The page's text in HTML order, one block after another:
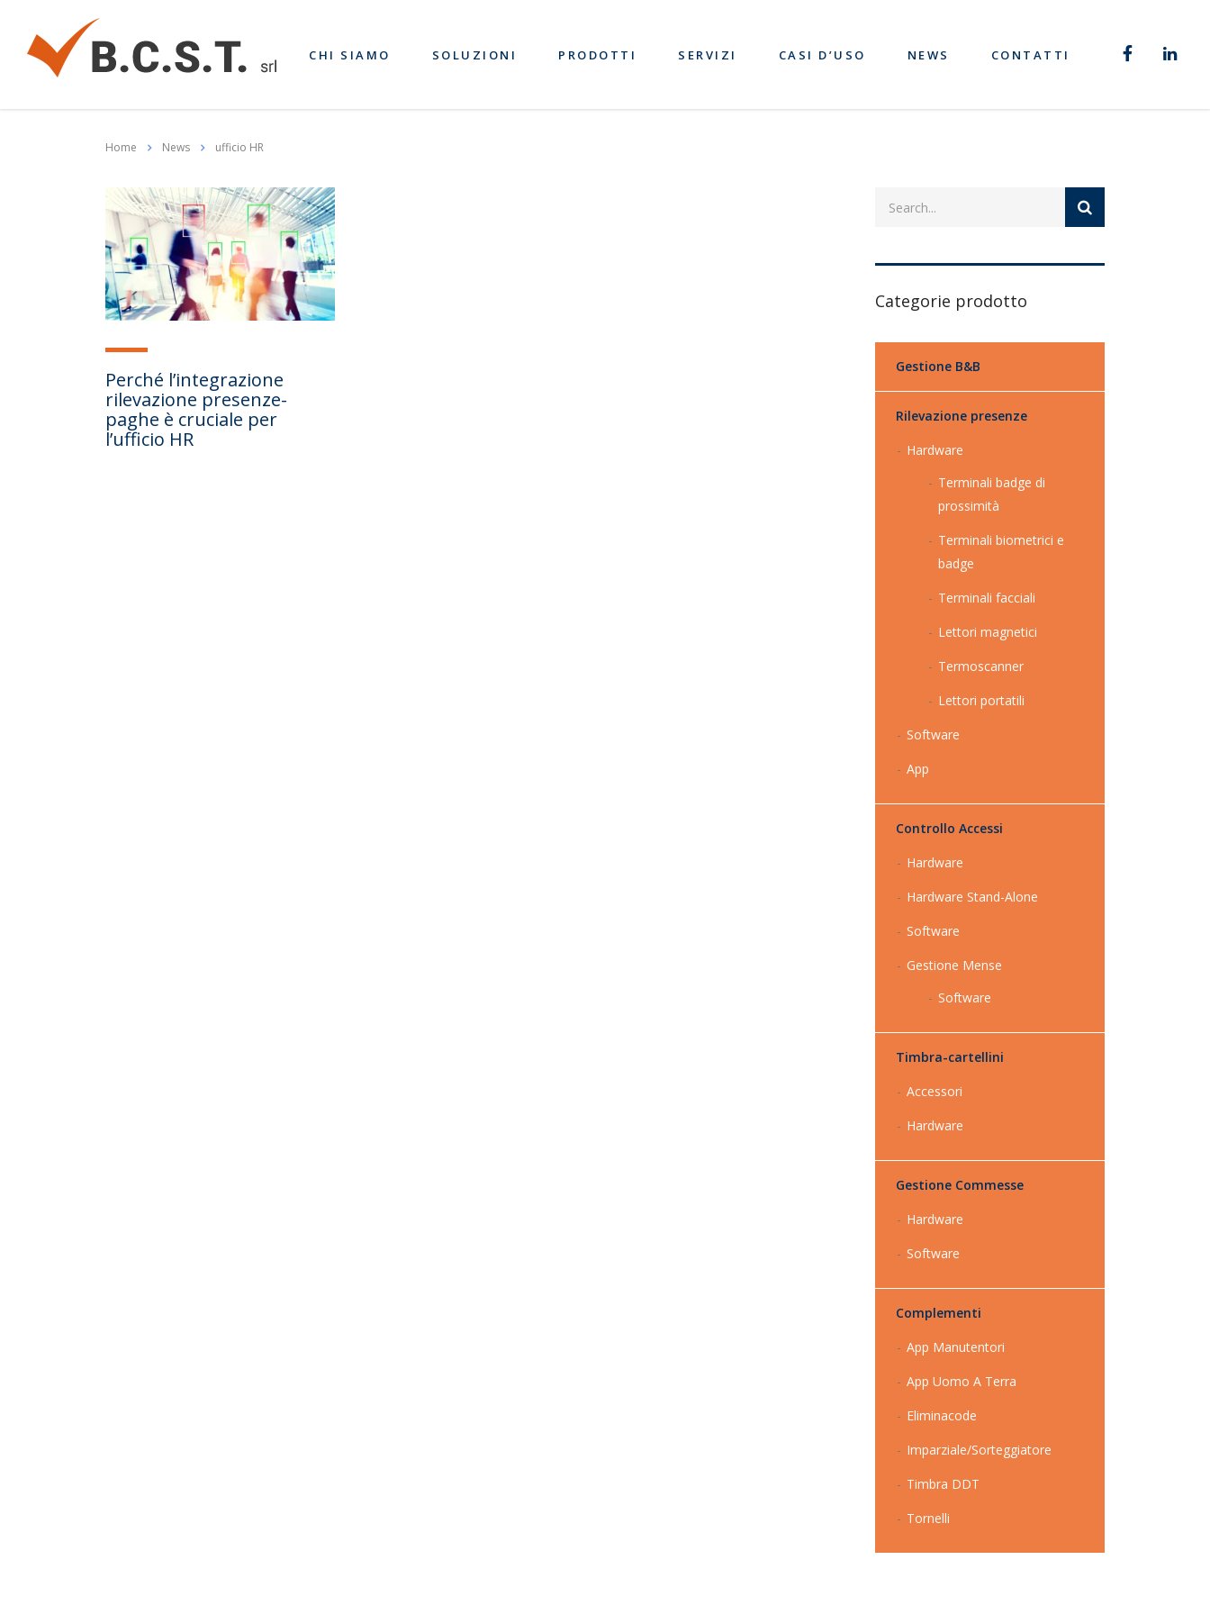
CHI SIAMO SOLUZIONI PRODOTTI SERVIZI CASI D’USO NEWS CONTATTI
Home News ufficio HR
Perché l’integrazione
rilevazione presenze-
paghe è cruciale per
l’ufficio HR
Categorie prodotto
Gestione B&B
Rilevazione presenze
Hardware
Terminali badge di
prossimità
Terminali biometrici e
badge
Terminali facciali
Lettori magnetici
Termoscanner
Lettori portatili
Software
App
Controllo Accessi
Hardware
Hardware Stand-Alone
Software
Gestione Mense
Software
Timbra-cartellini
Accessori
Hardware
Gestione Commesse
Hardware
Software
Complementi
App Manutentori
App Uomo A Terra
Eliminacode
Imparziale/Sorteggiatore
Timbra DDT
Tornelli